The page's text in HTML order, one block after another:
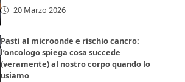
20 Marzo 2026
Pasti al microonde e rischio cancro:
l’oncologo spiega cosa succede
(veramente) al nostro corpo quando lo
usiamo